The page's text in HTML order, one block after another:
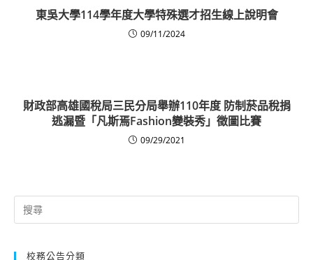
東吳大學114學年度大學特殊選才招生線上說明會
09/11/2024
財政部高雄國稅局三民分局舉辦110年度 防制菸品稅捐
逃漏暨「凡斯焉Fashion變裝秀」徵圖比賽
09/29/2021
Search
for:
校務公告分類